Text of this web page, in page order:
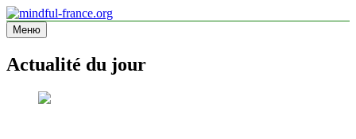
Перейти
к
содержимому
mindful-france.org
Site d'information
Меню
Actualité du jour